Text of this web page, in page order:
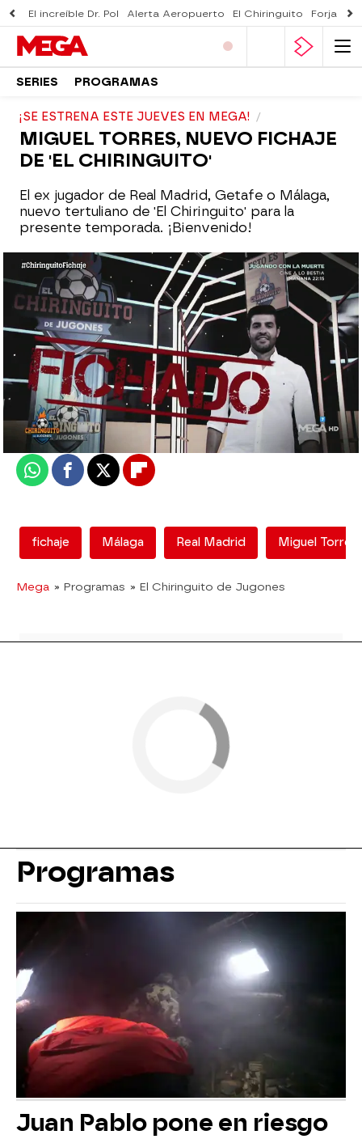
El increíble Dr. Pol Alerta Aeropuerto El Chiringuito Forjado
SERIES PROGRAMAS
¡SE ESTRENA ESTE JUEVES EN MEGA!
MIGUEL TORRES, NUEVO FICHAJE
DE 'EL CHIRINGUITO'
El ex jugador de Real Madrid, Getafe o Málaga,
nuevo tertuliano de 'El Chiringuito' para la
presente temporada. ¡Bienvenido!
El Chiringuito
Madrid
Actualizado: 17 de septiembre de 2020, 06:00
Publicado:17 de septiembre de 2020, 02:35
WhatsappFacebook
X Flipboard
fichaje Málaga Real Madrid Miguel Torres
Mega » Programas » El Chiringuito de Jugones
Programas
Juan Pablo pone en riesgo